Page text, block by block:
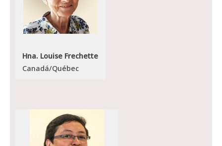
Hna. Louise Frechette
Canadá/Québec